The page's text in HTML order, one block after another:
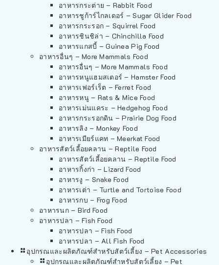
อาหารกระต่าย – Rabbit Food
อาหารชูก้าร์ไกลเดอร์ – Sugar Glider Food
อาหารกระรอก – Squirrel Food
อาหารชินชิล่า – Chinchilla Food
อาหารแกสบี้ – Guinea Pig Food
อาหารอื่นๆ – More Mammals Food
อาหารอื่นๆ – More Mammals Food
อาหารหนูแฮมสเตอร์ – Hamster Food
อาหารเฟอร์เร็ต – Ferret Food
อาหารหนู – Rats & Mice Food
อาหารเม่นแคระ – Hedgehog Food
อาหารกระรอกดิน – Prairie Dog Food
อาหารลิง – Monkey Food
อาหารเมียร์แคท – Meerkat Food
อาหารสัตว์เลี้อยคลาน – Reptile Food
อาหารสัตว์เลี้อยคลาน – Reptile Food
อาหารกิ้งก่า – Lizard Food
อาหารงู – Snake Food
อาหารเต่า – Turtle and Tortoise Food
อาหารกบ – Frog Food
อาหารนก – Bird Food
อาหารปลา – Fish Food
อาหารปลา – Fish Food
อาหารปลา – All Fish Food
อุปกรณและผลิตภัณฑ์สำหรับสัตว์เลี้ยง – Pet Accessories
อุปกรณและผลิตภัณฑ์สำหรับสัตว์เลี้ยง – Pet